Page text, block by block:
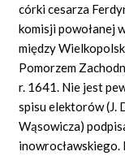
córki cesarza
komisji powołanej
między
Pomorzem
r. 1641. Nie jest
spisu elektorów (J.
Wąsowicza)